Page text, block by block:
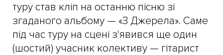
туру став кліп на останню пісню зі
згаданого альбому — «З Джерела». Саме
під час туру на сцені з'явився ще один
(шостий) учасник колективу — гітарист